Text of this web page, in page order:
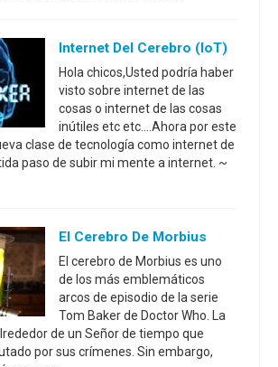
Internet Del Cerebro (IoT)
Hola chicos,Usted podría haber
visto sobre internet de las
cosas o internet de las cosas
inútiles etc etc....Ahora por este
clase de tecnología como internet de
paso de subir mi mente a internet. ~
El Cerebro De Morbius
El cerebro de Morbius es uno
de los más emblemáticos
arcos de episodio de la serie
Tom Baker de Doctor Who. La
de un Señor de tiempo que
por sus crímenes. Sin embargo,